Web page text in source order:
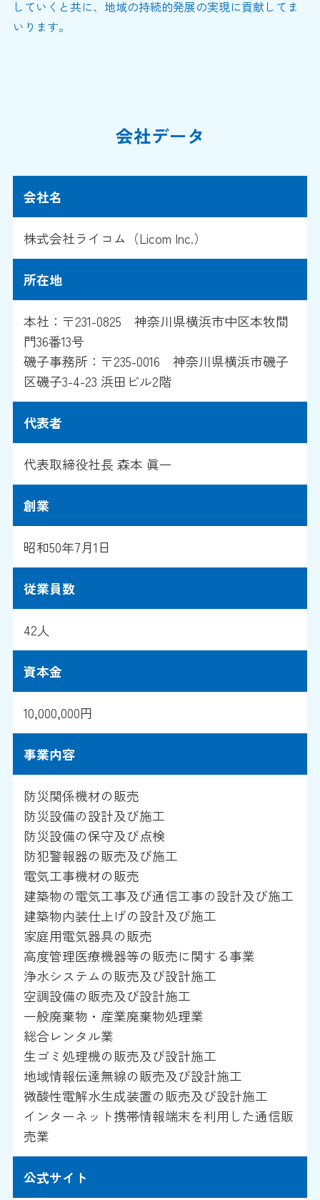
していくと共に、地域の持続的発展の実現に貢献してま
いります。
会社データ
会社名
株式会社ライコム（Licom Inc.）
所在地
本社：〒231-0825 神奈川県横浜市中区本牧間
門36番13号
磯子事務所：〒235-0016 神奈川県横浜市磯子
区磯子3-4-23 浜田ビル2階
代表者
代表取締役社長 森本 眞一
創業
昭和50年7月1日
従業員数
42人
資本金
10,000,000円
事業内容
防災関係機材の販売
防災設備の設計及び施工
防災設備の保守及び点検
防犯警報器の販売及び施工
電気工事機材の販売
建築物の電気工事及び通信工事の設計及び施工
建築物内装仕上げの設計及び施工
家庭用電気器具の販売
高度管理医療機器等の販売に関する事業
浄水システムの販売及び設計施工
空調設備の販売及び設計施工
一般廃棄物・産業廃棄物処理業
総合レンタル業
生ゴミ処理機の販売及び設計施工
地域情報伝達無線の販売及び設計施工
微酸性電解水生成装置の販売及び設計施工
インターネット携帯情報端末を利用した通信販
売業
公式サイト